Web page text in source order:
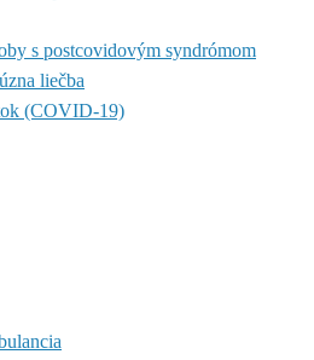
s postcovidovým syndrómom
liečba
(COVID-19)